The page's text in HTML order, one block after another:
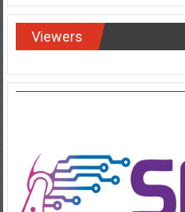
Viewers